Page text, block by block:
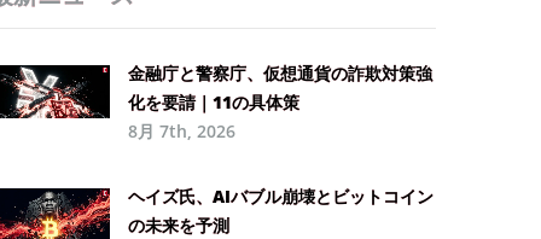
金融庁と警察庁、仮想通貨の詐欺対策強
化を要請｜11の具体策
8月 7th, 2026
ヘイズ氏、AIバブル崩壊とビットコイン
の未来を予測